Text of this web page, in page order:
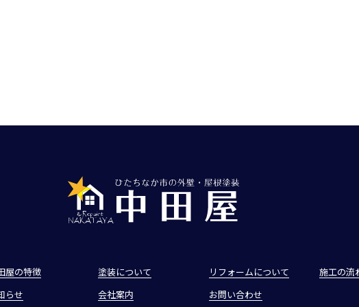
屋の特徴 塗装について リフォームについて
施工の流
らせ 会社案内 お問い合わせ